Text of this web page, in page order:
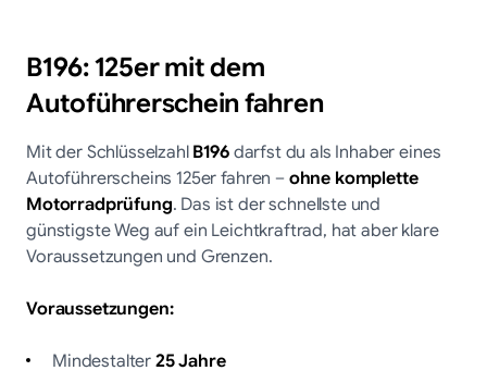
B196: 125er mit dem
Autoführerschein fahren
Mit der SchlüsselzahlB196darfst du als Inhaber eines
Autoführerscheins 125er fahren –ohne komplette
Motorradprüfung. Das ist der schnellste und
günstigste Weg auf ein Leichtkraftrad, hat aber klare
Voraussetzungen und Grenzen.
Voraussetzungen:
Mindestalter25 Jahre